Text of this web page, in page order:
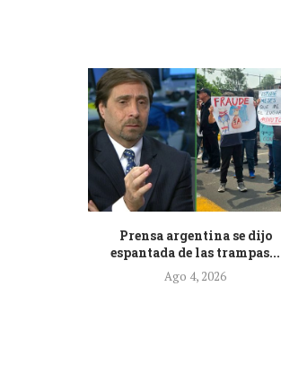
Prensa argentina se dijo
espantada de las trampas...
Ago 4, 2026